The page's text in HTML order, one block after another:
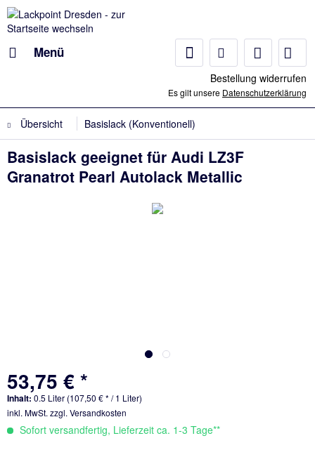
Menü
Bestellung widerrufen
Es gilt unsere Datenschutzerklärung
Übersicht Basislack (Konventionell)
Basislack geeignet für Audi LZ3F
Granatrot Pearl Autolack Metallic
53,75 € *
Inhalt: 0.5 Liter (107,50 € * / 1 Liter)
inkl. MwSt. zzgl. Versandkosten
Sofort versandfertig, Lieferzeit ca. 1-3 Tage**